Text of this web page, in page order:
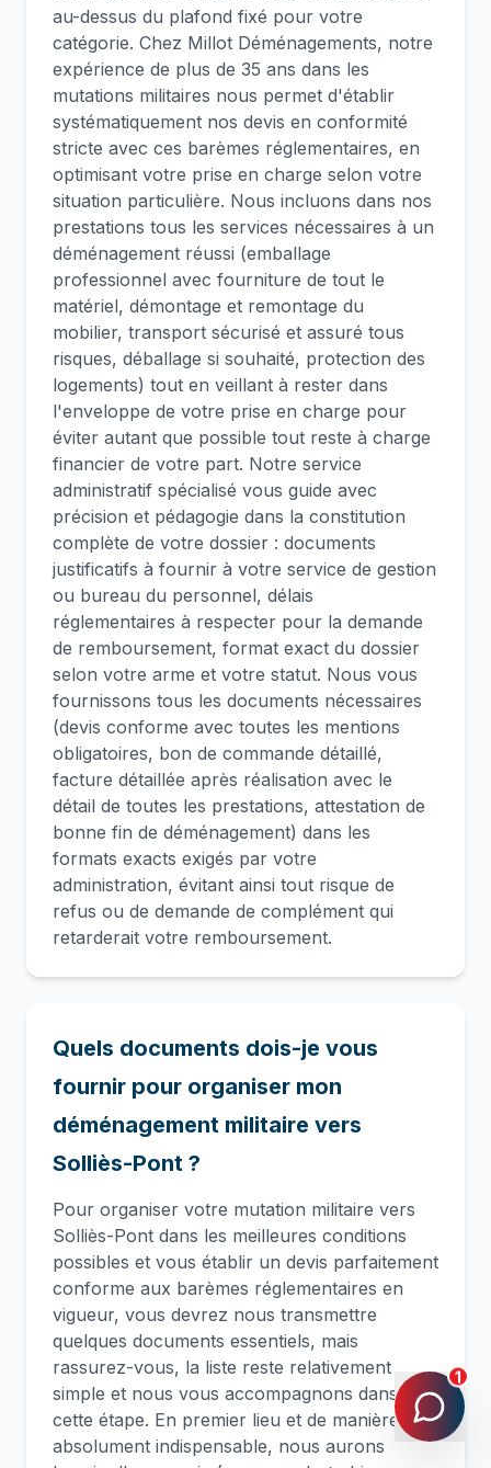
au-dessus du plafond fixé pour votre
catégorie. Chez Millot Déménagements, notre
expérience de plus de 35 ans dans les
mutations militaires nous permet d'établir
systématiquement nos devis en conformité
stricte avec ces barèmes réglementaires, en
optimisant votre prise en charge selon votre
situation particulière. Nous incluons dans nos
prestations tous les services nécessaires à un
déménagement réussi (emballage
professionnel avec fourniture de tout le
matériel, démontage et remontage du
mobilier, transport sécurisé et assuré tous
risques, déballage si souhaité, protection des
logements) tout en veillant à rester dans
l'enveloppe de votre prise en charge pour
éviter autant que possible tout reste à charge
financier de votre part. Notre service
administratif spécialisé vous guide avec
précision et pédagogie dans la constitution
complète de votre dossier : documents
justificatifs à fournir à votre service de gestion
ou bureau du personnel, délais
réglementaires à respecter pour la demande
de remboursement, format exact du dossier
selon votre arme et votre statut. Nous vous
fournissons tous les documents nécessaires
(devis conforme avec toutes les mentions
obligatoires, bon de commande détaillé,
facture détaillée après réalisation avec le
détail de toutes les prestations, attestation de
bonne fin de déménagement) dans les
formats exacts exigés par votre
administration, évitant ainsi tout risque de
refus ou de demande de complément qui
retarderait votre remboursement.
Quels documents dois-je vous
fournir pour organiser mon
déménagement militaire vers
Solliès-Pont ?
Pour organiser votre mutation militaire vers
Solliès-Pont dans les meilleures conditions
possibles et vous établir un devis parfaitement
conforme aux barèmes réglementaires en
vigueur, vous devrez nous transmettre
quelques documents essentiels, mais
rassurez-vous, la liste reste relativement
simple et nous vous accompagnons dans
cette étape. En premier lieu et de manière
absolument indispensable, nous aurons
1